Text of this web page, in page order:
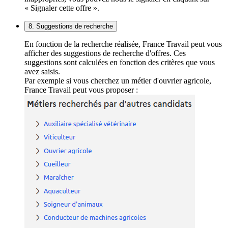
« Signaler cette offre ».
8. Suggestions de recherche
En fonction de la recherche réalisée, France Travail peut vous
afficher des suggestions de recherche d'offres. Ces
suggestions sont calculées en fonction des critères que vous
avez saisis.
Par exemple si vous cherchez un métier d'ouvrier agricole,
France Travail peut vous proposer :